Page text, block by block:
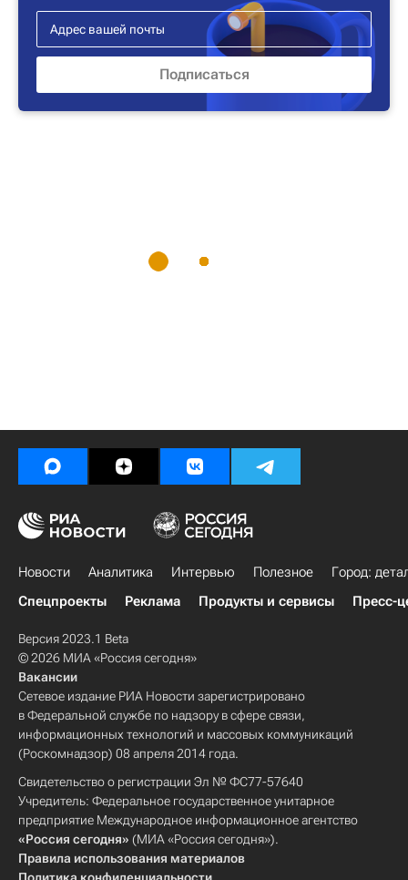
Новости Аналитика Интервью Полезное
Город:
Спецпроекты
Реклама Продукты и сервисы Пресс-
Версия 2023.1 Beta
© 2026 МИА «Россия сегодня»
Вакансии
Сетевое издание РИА Новости зарегистрировано
в Федеральной службе по надзору в сфере связи,
информационных технологий и массовых коммуникаций
(Роскомнадзор) 08 апреля 2014 года.
Свидетельство о регистрации Эл № ФС77-57640
Учредитель: Федеральное государственное унитарное
предприятие Международное информационное агентство
«Россия сегодня» (МИА «Россия сегодня»).
Правила использования материалов